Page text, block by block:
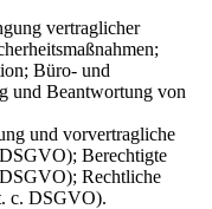
vertraglicher
Büro- und
und Beantwortung von
und vorvertragliche
Berechtigte
Rechtliche
c. DSGVO).